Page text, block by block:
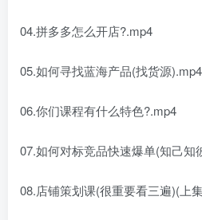
04.拼多多怎么开店?.mp4
05.如何寻找蓝海产品(找货源).mp4
06.你们课程有什么特色?.mp4
07.如何对标竞品快速爆单(知己知
08.店铺策划课(很重要看三遍)(上